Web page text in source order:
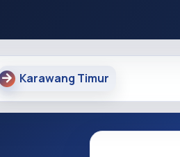
Karawang Timur